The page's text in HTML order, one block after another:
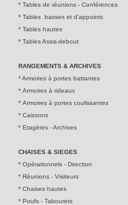
* Tables de réunions - Conférences
* Tables basses et d'appoints
* Tables hautes
* Tables Assis-debout
RANGEMENTS & ARCHIVES
*Armoires à portes battantes
* Armoires à rideaux
* Armoires à portes coulissantes
* Caissons
* Etagères - Archives
CHAISES & SIEGES
* Opérationnels - Direction
* Réunions - Visiteurs
* Chaises hautes
* Poufs - Tabourets